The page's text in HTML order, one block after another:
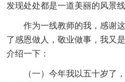
发现处处都是一道美丽的风景线
作为一线教师的我，感谢
了感恩做人，敬业做事，我又
介绍一下：
（一）今年我以五十岁了